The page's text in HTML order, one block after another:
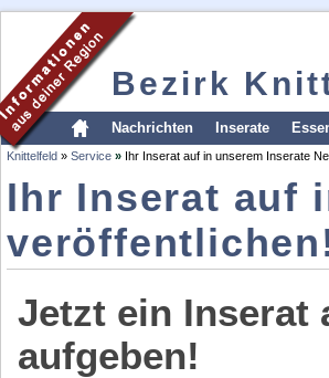
Bezirk
Nachrichten Inserate
Knittelfeld » Service » Ihr Inserat auf in unserem Inserate
Ihr Inserat auf
Jetzt ein Inserat
aufgeben!